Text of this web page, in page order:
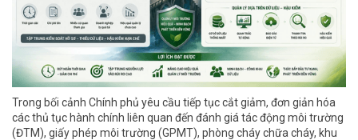
Trong bối cảnh Chính phủ yêu cầu tiếp tục cắt giảm, đơn giản hóa
các thủ tục hành chính liên quan đến đánh giá tác động môi trường
(ĐTM), giấy phép môi trường (GPMT), phòng cháy chữa cháy, khu